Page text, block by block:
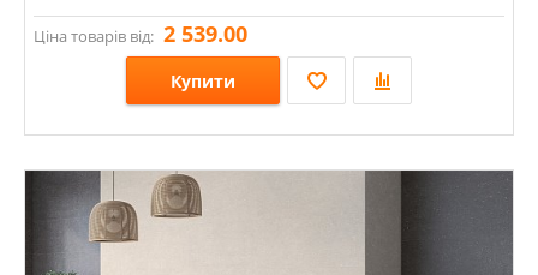
Ціна товарів від: 2 539.00
Купити
Розміри: 1200х600х7;
Стилі: Під камінь;
Кольори: